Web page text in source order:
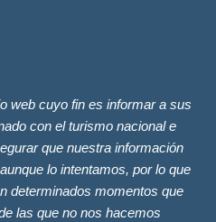
web cuyo fin es informar a sus
con el turismo nacional e
que nuestra información
lo intentamos, por lo que
determinados momentos que
las que no nos hacemos